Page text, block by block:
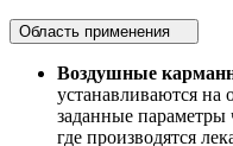
Область применения
Воздушные
устанавливаются на
заданные
где производятся